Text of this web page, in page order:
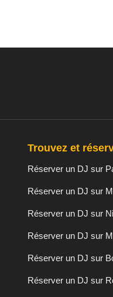
Trouvez et
Réserver un DJ sur
Réserver un DJ sur
Réserver un DJ sur
Réserver un DJ sur
Réserver un DJ sur
Réserver un DJ sur